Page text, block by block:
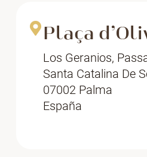
Plaça
Los Geranios,
Santa Catalina De
07002 Palma
España